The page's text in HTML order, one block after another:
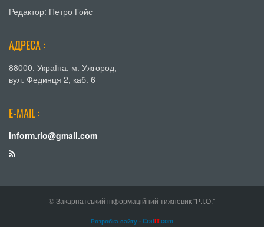
Редактор: Петро Гойс
АДРЕСА :
88000, УкраЇна, м. Ужгород,
вул. Фединця 2, каб. 6
E-MAIL :
inform.rio@gmail.com
© Закарпатський інформаційний тижневик "Р.І.О."
Розробка сайту - CrafIT.com